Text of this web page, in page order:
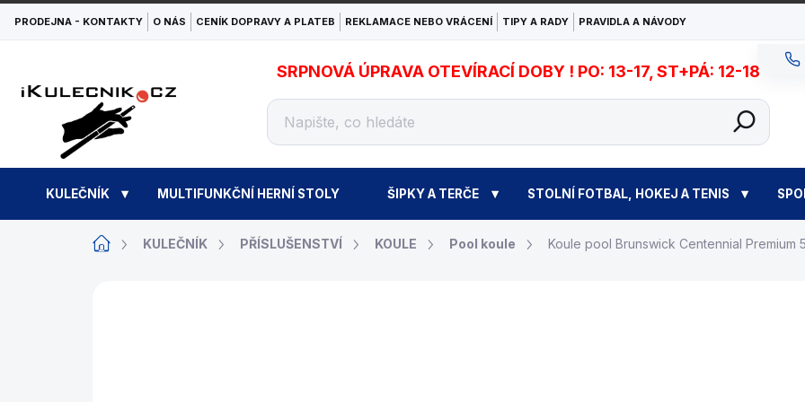
Přejít
obsah
PRODEJNA - KONTAKTY O NÁS CENÍK DOPRAVY A PLATEB REKLAMACE NEBO VRÁCENÍ TIPY A RADY PRAVIDLA A NÁVODY
SRPNOVÁ ÚPRAVA OTEVÍRACÍ DOBY ! PO: 13-17, ST+PÁ: 12-18
KULEČNÍK MULTIFUNKČNÍ HERNÍ STOLY ŠIPKY A TERČE STOLNÍ FOTBAL, HOKEJ A TENIS
DomůKULEČNÍK PŘÍSLUŠENSTVÍ KOULE Pool koule Koule pool Brunswick Centennial Premium